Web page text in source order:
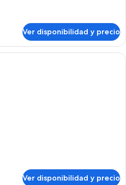
Ver disponibilidad y precio
Una habitación de hotel moderna
Ver disponibilidad y precio